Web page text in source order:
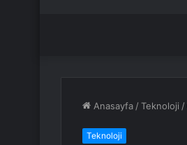
Anasayfa /Teknoloji /
Teknoloji